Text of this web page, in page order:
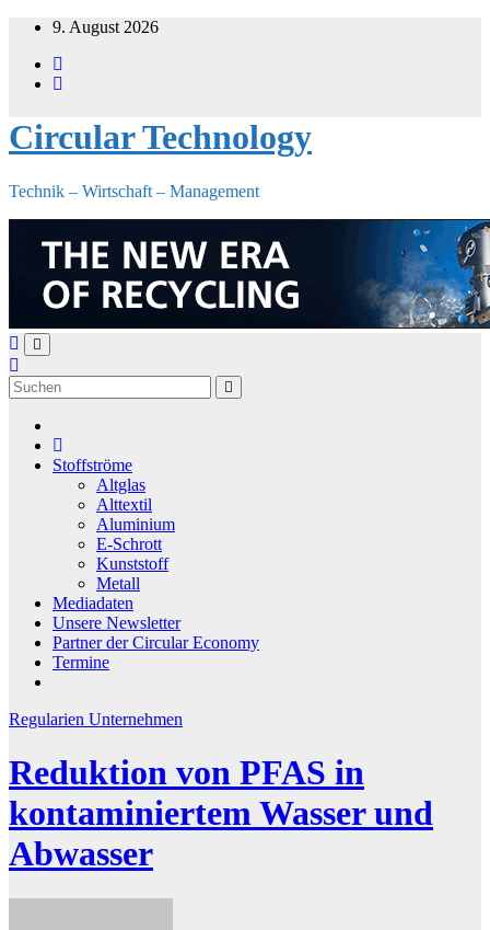
Zum
springen
9. August 2026
Circular Technology
Technik – Wirtschaft – Management
Stoffströme
Altglas
Alttextil
Aluminium
E-Schrott
Kunststoff
Metall
Mediadaten
Unsere Newsletter
Partner der Circular Economy
Termine
Regularien Unternehmen
Reduktion von PFAS in
kontaminiertem Wasser und
Abwasser